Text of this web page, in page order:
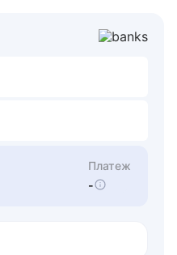
Платеж
-